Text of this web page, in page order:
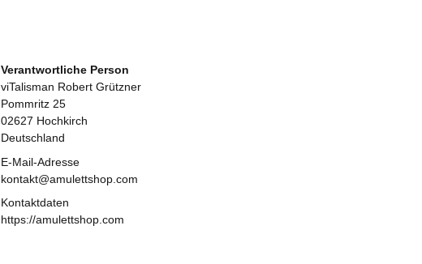
Verantwortliche Person
viTalisman Robert Grützner
Pommritz 25
02627 Hochkirch
Deutschland
E-Mail-Adresse
kontakt@amulettshop.com
Kontaktdaten
https://amulettshop.com